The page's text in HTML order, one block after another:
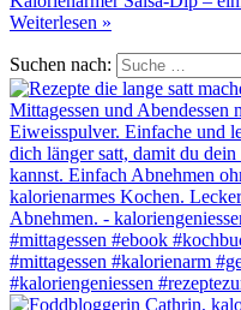
Weiterlesen »
Suchen nach: